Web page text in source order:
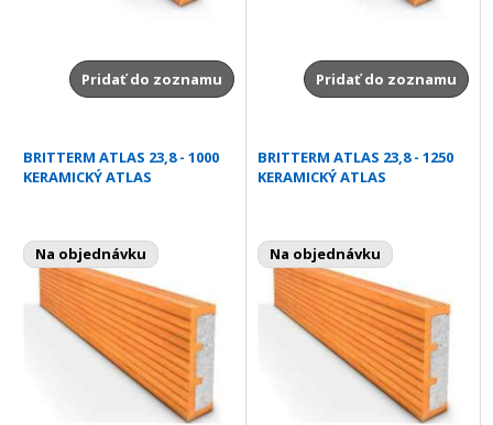
Pridať do zoznamu Pridať do zoznamu
BRITTERM ATLAS 23,8 - 1000
KERAMICKÝ ATLAS
Na objednávku
BRITTERM ATLAS 23,8 - 1250
KERAMICKÝ ATLAS
Na objednávku